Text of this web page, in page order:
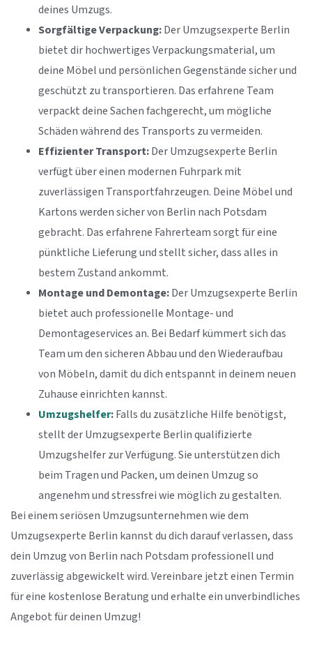
deines Umzugs.
Sorgfältige Verpackung:Der Umzugsexperte Berlin
bietet dir hochwertiges Verpackungsmaterial, um
deine Möbel und persönlichen Gegenstände sicher und
geschützt zu transportieren. Das erfahrene Team
verpackt deine Sachen fachgerecht, um mögliche
Schäden während des Transports zu vermeiden.
Effizienter Transport:Der Umzugsexperte Berlin
verfügt über einen modernen Fuhrpark mit
zuverlässigen Transportfahrzeugen. Deine Möbel und
Kartons werden sicher von Berlin nach Potsdam
gebracht. Das erfahrene Fahrerteam sorgt für eine
pünktliche Lieferung und stellt sicher, dass alles in
bestem Zustand ankommt.
Montage und Demontage:Der Umzugsexperte Berlin
bietet auch professionelle Montage- und
Demontageservices an. Bei Bedarf kümmert sich das
Team um den sicheren Abbau und den Wiederaufbau
von Möbeln, damit du dich entspannt in deinem neuen
Zuhause einrichten kannst.
Umzugshelfer:Falls du zusätzliche Hilfe benötigst,
stellt der Umzugsexperte Berlin qualifizierte
Umzugshelfer zur Verfügung. Sie unterstützen dich
beim Tragen und Packen, um deinen Umzug so
angenehm und stressfrei wie möglich zu gestalten.
Bei einem seriösen Umzugsunternehmen wie dem
Umzugsexperte Berlin kannst du dich darauf verlassen, dass
dein Umzug von Berlin nach Potsdam professionell und
zuverlässig abgewickelt wird. Vereinbare jetzt einen Termin
für eine kostenlose Beratung und erhalte ein unverbindliches
Angebot für deinen Umzug!